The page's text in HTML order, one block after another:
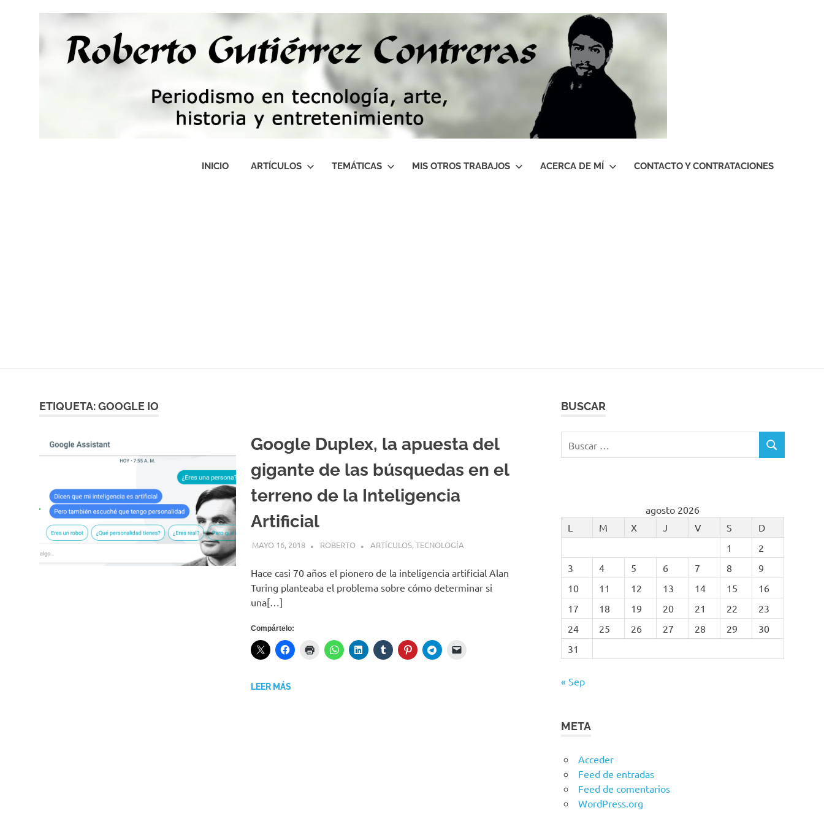
contenido
INICIO ARTÍCULOS TEMÁTICAS MIS OTROS TRABAJOS ACERCA DE MÍ CONTACTO Y CONTRATACIONES
ETIQUETA:GOOGLE IO
Google Duplex, la apuesta del
gigante de las búsquedas en el
terreno de la Inteligencia
Artificial
MAYO 16, 2018 ROBERTO ARTÍCULOS,TECNOLOGÍA
Hace casi 70 años el pionero de la inteligencia artificial Alan
Turing planteaba el problema sobre cómo determinar si
una[…]
Compártelo:
LEER MÁS
BUSCAR
BUSCAR
agosto 2026
L
M X J V S
D
1
2
3
4 5 6 7 8
9
10
11 12 13 14 15
16
17
18 19 20 21 22
23
24
25 26 27 28 29
30
31
« Sep
META
Acceder
Feed de entradas
Feed de comentarios
WordPress.org